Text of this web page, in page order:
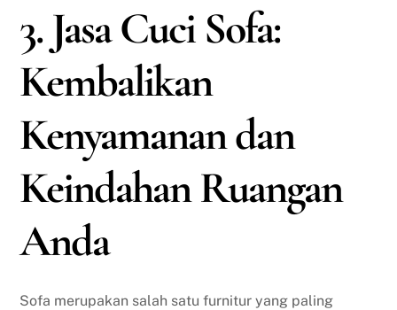
3. Jasa Cuci Sofa:
Kembalikan
Kenyamanan dan
Keindahan Ruangan
Anda
Sofa merupakan salah satu furnitur yang paling